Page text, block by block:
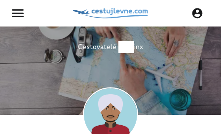
Cestovatelé linx